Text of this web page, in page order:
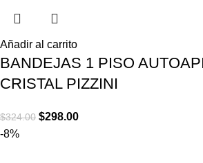
Añadir al carrito
BANDEJAS 1 PISO
CRISTAL PIZZINI
$324.00 $298.00
-8%